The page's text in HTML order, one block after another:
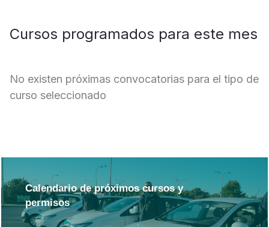
Cursos programados para este mes
No existen próximas convocatorias para el tipo de
curso seleccionado
Calendario de próximos cursos y
permisos